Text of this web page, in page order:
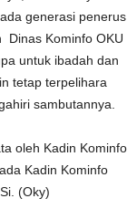
generasi penerus
Dinas Kominfo OKU
untuk ibadah dan
tetap terpelihara
sambutannya.
oleh Kadin Kominfo
Kadin Kominfo
(Oky)